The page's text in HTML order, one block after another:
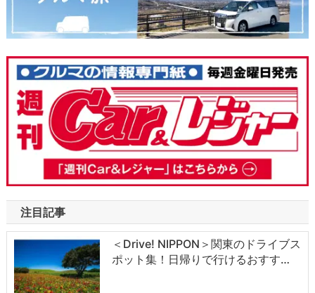
注目記事
＜Drive! NIPPON＞関東のドライブス
ポット集！日帰りで行けるおすす…